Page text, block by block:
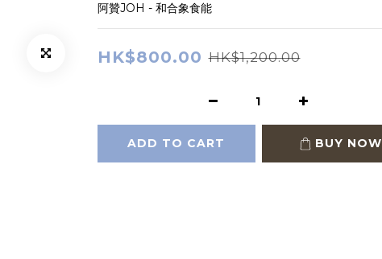
阿贊JOH - 和合象食能
HK$800.00 HK$1,200.00
ADD TO CART BUY NOW